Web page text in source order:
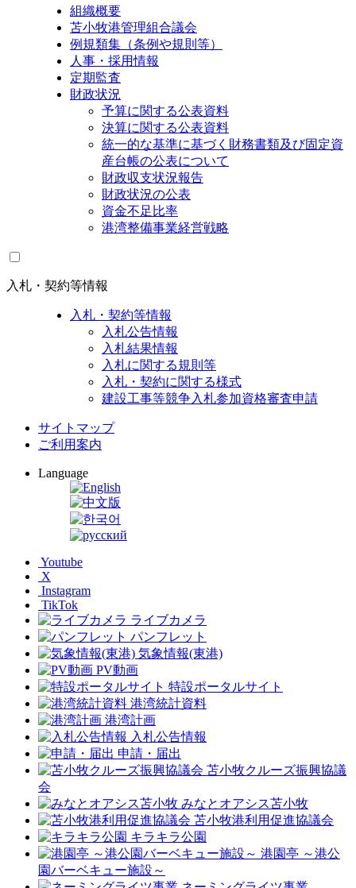
組織概要
苫小牧港管理組合議会
例規類集（条例や規則等）
人事・採用情報
定期監査
財政状況
予算に関する公表資料
決算に関する公表資料
統一的な基準に基づく財務書類及び固定資
産台帳の公表について
財政収支状況報告
財政状況の公表
資金不足比率
港湾整備事業経営戦略
入札・契約等情報
入札・契約等情報
入札公告情報
入札結果情報
入札に関する規則等
入札・契約に関する様式
建設工事等競争入札参加資格審査申請
サイトマップ
ご利用案内
Language
Youtube
X
Instagram
TikTok
ライブカメラ
パンフレット
気象情報(東港)
PV動画
特設ポータルサイト
港湾統計資料
港湾計画
入札公告情報
申請・届出
苫小牧クルーズ振興協議
会
みなとオアシス苫小牧
苫小牧港利用促進協議会
キラキラ公園
港園亭 ～港公
園バーベキュー施設～